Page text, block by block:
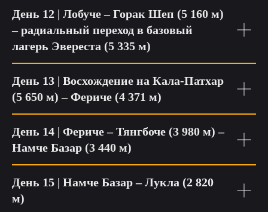
День 12 | Лобуче – Горак Шеп (5 160 м)
– радиальный переход в базовый
лагерь Эвереста (5 335 м)
День 13 | Восхождение на Кала-Патхар
(5 650 м) – Фериче (4 371 м)
День 14 | Фериче– Тянгбоче (3 980 м) –
Намче Базар (3 440 м)
День 15 | Намче Базар– Лукла (2 820
м)